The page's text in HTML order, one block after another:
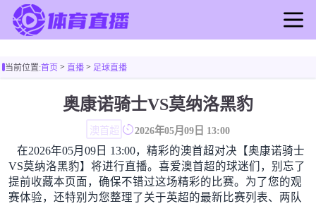
足球直播
足球新闻
篮球新闻
当前位置:首页> 直播> 足球直播
奥康诺骑士VS莫纳洛黑豹
澳首超 2026年05月09日 13:00
在2026年05月09日 13:00，精彩的澳首超对决【奥康诺骑士
VS莫纳洛黑豹】将进行直播。喜爱澳首超的球迷们，别忘了
提前收藏本页面，确保不错过这场精彩的比赛。为了您的观
赛体验，还特别为您整理了关于英超的最新比赛列表、两队